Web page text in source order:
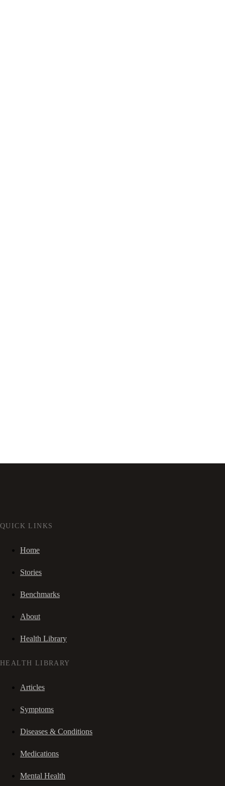
QUICK LINKS
Home
Stories
Benchmarks
About
Health Library
HEALTH LIBRARY
Articles
Symptoms
Diseases & Conditions
Medications
Mental Health